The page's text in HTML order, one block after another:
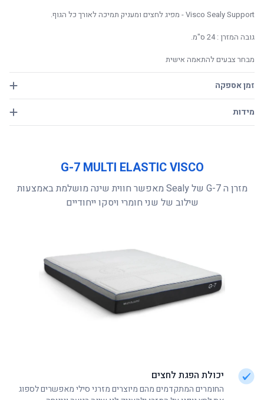
Visco Sealy Support - מפיג לחצים ומעניק תמיכה לאורך כל הגוף.
גובה המזרן : 24 ס"מ.
מבחר צבעים להתאמה אישית
זמן אספקה
מוצרים הקיימים במלאי מסופקים באספקה מהירה עד 21 ימי עבודה.
מידות
גובה רגלי המיטה כ- 16 ס'מ
G-7 MULTI ELASTIC VISCO
מזרן ה G-7 של Sealy מאפשר חווית שינה מושלמת באמצעות
שילוב של שני חומרי ויסקו ייחודיים
יכולת הפגת לחצים
החומרים המתקדמים מהם מיוצרים מזרני סילי מאפשרים לספוג